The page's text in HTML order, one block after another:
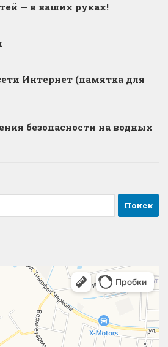
— в ваших руках!
Интернет (памятка для
безопасности на водных